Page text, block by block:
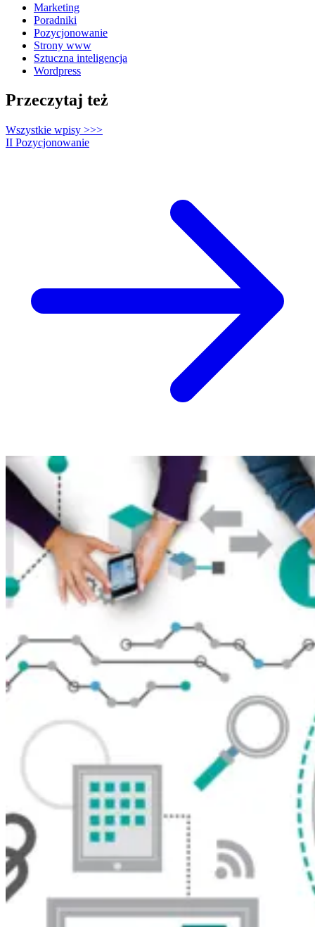
Marketing
Poradniki
Pozycjonowanie
Strony www
Sztuczna inteligencja
Wordpress
Przeczytaj też
Wszystkie wpisy >>>
II Pozycjonowanie